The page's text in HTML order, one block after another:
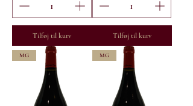
Tilføj til kurv Tilføj til kurv
MG MG